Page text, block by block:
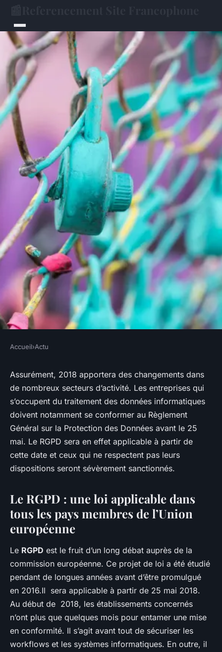
2018 : la dernière ligne droite
pour se conformer au RGPD
Jean•12 janvier 2018• 2 min de lecture
Accueil›Actu
Assurément, 2018 apportera des changements dans
de nombreux secteurs d’activité. Les entreprises qui
s’occupent du traitement des données informatiques
doivent notamment se conformer au Règlement
Général sur la Protection des Données avant le 25
mai. Le RGPD sera en effet applicable à partir de
cette date et ceux qui ne respectent pas leurs
dispositions seront sévèrement sanctionnés.
Le RGPD : une loi applicable dans
tous les pays membres de l’Union
européenne
Le RGPD est le fruit d’un long débat auprès de la
commission européenne. Ce projet de loi a été étudié
pendant de longues années avant d’être promulgué
en 2016.Il sera applicable à partir de 25 mai 2018.
Au début de 2018, les établissements concernés
n’ont plus que quelques mois pour entamer une mise
en conformité. Il s’agit avant tout de sécuriser les
workflows et les systèmes informatiques. En outre, il